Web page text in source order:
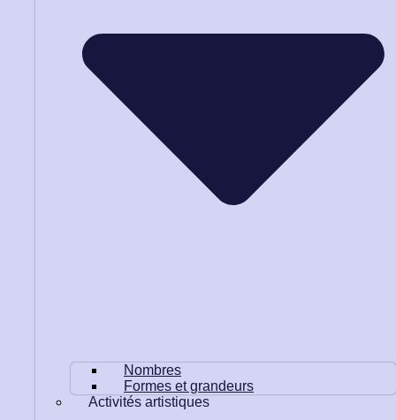
Nombres
Formes et grandeurs
Activités artistiques